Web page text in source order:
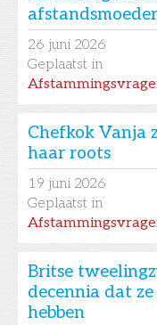
26 juni 2026
Geplaatst in
Chefkok Vanja
haar roots
19 juni 2026
Geplaatst in
Britse
decennia dat
hebben